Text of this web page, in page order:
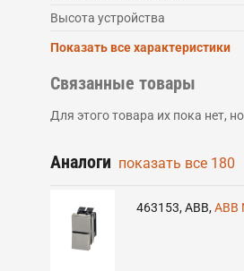
Высота устройства
Показать все характеристики
Связанные товары
Для этого товара их пока нет,
Аналоги показать все 180
463153,ABB,ABB